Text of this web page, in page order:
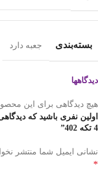
بسته‌بندی جعبه دارد
دیدگاهها
هیچ دیدگاهی برای این
اولین نفری باشید که
4 تکه 402”
نشانی ایمیل شما منتشر
*